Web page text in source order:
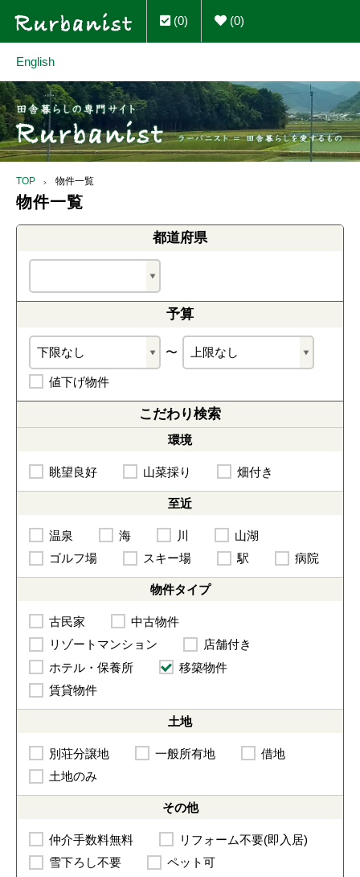
(0) (0)
English
TOP 物件一覧
物件一覧
都道府県
予算
〜
値下げ物件
こだわり検索
環境
眺望良好 山菜採り 畑付き
至近
温泉 海 川
山湖
ゴルフ場
スキー場 駅 病院
物件タイプ
古民家
中古物件
リゾートマンション
店舗付き
ホテル・保養所
移築物件
賃貸物件
土地
別荘分譲地 一般所有地
借地
土地のみ
その他
仲介手数料無料
リフォーム不要(即入居)
雪下ろし不要
ペット可